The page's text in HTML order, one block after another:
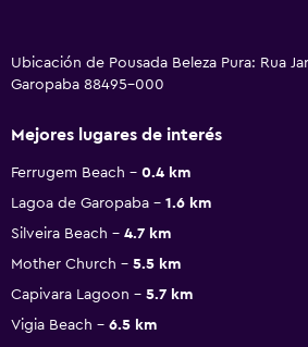
Ubicación de Pousada Beleza Pura: Rua
Garopaba 88495-000
Mejores lugares de interés
Ferrugem Beach
0.4 km
Lagoa de Garopaba
1.6 km
Silveira Beach
4.7 km
Mother Church
5.5 km
Capivara Lagoon
5.7 km
Vigia Beach
6.5 km